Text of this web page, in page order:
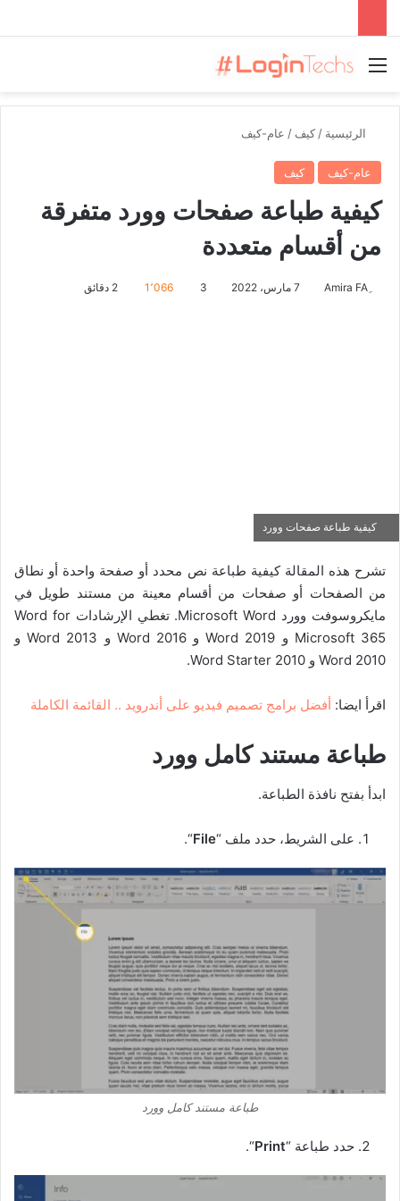
القائمة
الرئيسية /كيف / عام-كيف
عام-كيف كيف
كيفية طباعة صفحات وورد متفرقة
من أقسام متعددة
7 مارس، 2022 3 1٬066
كيفية طباعة صفحات وورد
تشرح هذه المقالة كيفية طباعة نص محدد أو صفحة واحدة أو نطاق
من الصفحات أو صفحات من أقسام معينة من مستند طويل في
مايكروسوفت وورد Microsoft Word. تغطي الإرشادات Word for
Microsoft 365 و Word 2019 و Word 2016 و Word 2013 و
Word 2010 و Word Starter 2010.
اقرأ ايضا: أفضل برامج تصميم فيديو على أندرويد .. القائمة الكاملة
طباعة مستند كامل وورد
ابدأ بفتح نافذة الطباعة.
على الشريط، حدد ملف “File
“.
طباعة مستند كامل وورد
حدد طباعة “Print
“.